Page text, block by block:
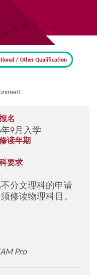
/ Other Qualification
名
9月入学
读年期
要求
分文理科的申请
修读物理科目。
Pro